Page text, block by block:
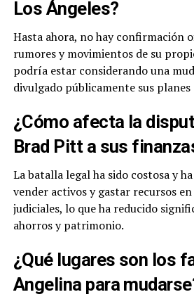
Los Ángeles?
Hasta ahora, no hay confirmación
rumores y movimientos de su
podría estar considerando una
divulgado públicamente sus
¿Cómo afecta la
Brad Pitt a sus
La batalla legal ha sido costosa y
vender activos y gastar recursos
judiciales, lo que ha reducido
ahorros y patrimonio.
¿Qué lugares son los
Angelina para